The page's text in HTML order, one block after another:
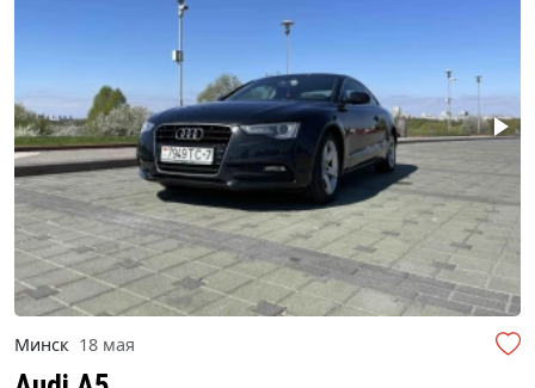
Минск 18 мая